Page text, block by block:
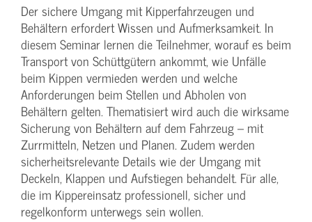
Der sichere Umgang mit Kipperfahrzeugen und
Behältern erfordert Wissen und Aufmerksamkeit. In
diesem Seminar lernen die Teilnehmer, worauf es beim
Transport von Schüttgütern ankommt, wie Unfälle
beim Kippen vermieden werden und welche
Anforderungen beim Stellen und Abholen von
Behältern gelten. Thematisiert wird auch die wirksame
Sicherung von Behältern auf dem Fahrzeug – mit
Zurrmitteln, Netzen und Planen. Zudem werden
sicherheitsrelevante Details wie der Umgang mit
Deckeln, Klappen und Aufstiegen behandelt. Für alle,
die im Kippereinsatz professionell, sicher und
regelkonform unterwegs sein wollen.